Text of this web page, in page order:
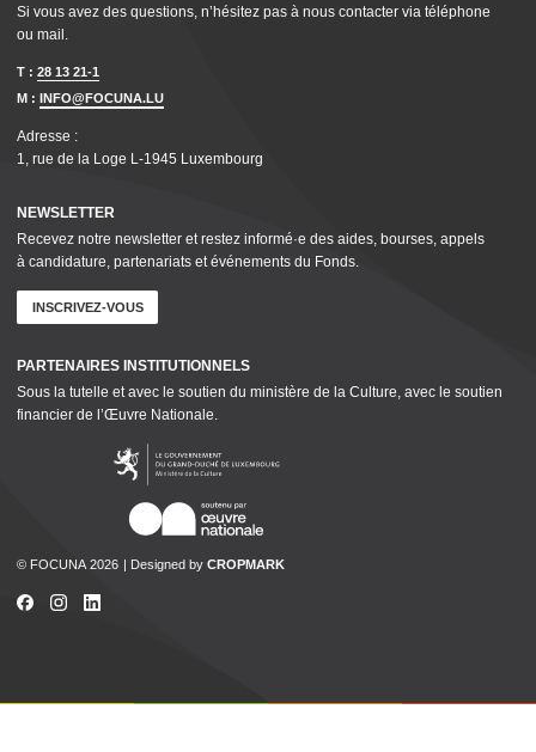
Si vous avez des questions, n’hésitez pas à nous contacter via téléphone
ou mail.
T : 28 13 21-1
M :
INFO@FOCUNA.LU
Adresse :
1, rue de la Loge L‑1945 Luxembourg
NEWSLETTER
Recevez notre newsletter et restez informé·e des aides, bourses, appels
à candidature, parte­nar­i­ats et événements du Fonds.
INSCRIVEZ-VOUS
PARTENAIRES INSTI­TU­TION­NELS
Sous la tutelle et avec le soutien du ministère de la Culture, avec le soutien
financier de l’Œuvre Nationale.
© FOCUNA 2026 Designed by CROPMARK